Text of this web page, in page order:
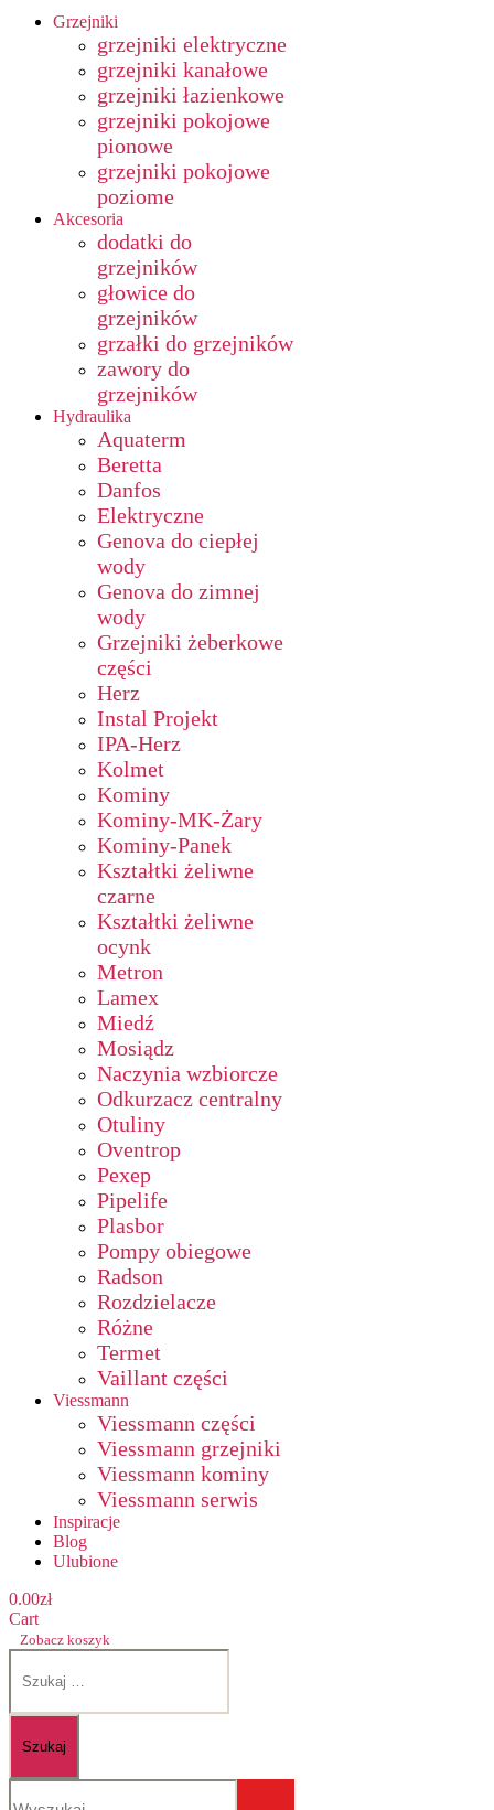
Grzejniki
grzejniki elektryczne
grzejniki kanałowe
grzejniki łazienkowe
grzejniki pokojowe
pionowe
grzejniki pokojowe
poziome
Akcesoria
dodatki do
grzejników
głowice do
grzejników
grzałki do grzejników
zawory do
grzejników
Hydraulika
Aquaterm
Beretta
Danfos
Elektryczne
Genova do ciepłej
wody
Genova do zimnej
wody
Grzejniki żeberkowe
części
Herz
Instal Projekt
IPA-Herz
Kolmet
Kominy
Kominy-MK-Żary
Kominy-Panek
Kształtki żeliwne
czarne
Kształtki żeliwne
ocynk
Metron
Lamex
Miedź
Mosiądz
Naczynia wzbiorcze
Odkurzacz centralny
Otuliny
Oventrop
Pexep
Pipelife
Plasbor
Pompy obiegowe
Radson
Rozdzielacze
Różne
Termet
Vaillant części
Viessmann
Viessmann części
Viessmann grzejniki
Viessmann kominy
Viessmann serwis
Inspiracje
Blog
Ulubione
0.00zł
Cart
Zobacz koszyk
Szukaj: